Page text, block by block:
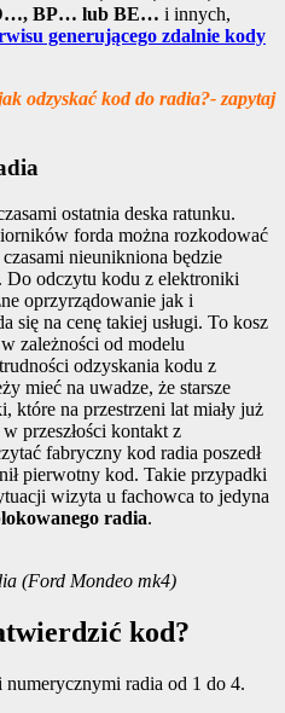
BP… lub BE… i innych,
generującego zdalnie kody
odzyskać kod do radia?- zapytaj
ostatnia deska ratunku.
forda można rozkodować
nieunikniona będzie
Do odczytu kodu z elektroniki
oprzyrządowanie jak i
się na cenę takiej usługi. To kosz
zależności od modelu
odzyskania kodu z
mieć na uwadze, że starsze
które na przestrzeni lat miały już
przeszłości kontakt z
fabryczny kod radia poszedł
pierwotny kod. Takie przypadki
wizyta u fachowca to jedyna
radia.
(Ford Mondeo mk4)
kod?
radia od 1 do 4.